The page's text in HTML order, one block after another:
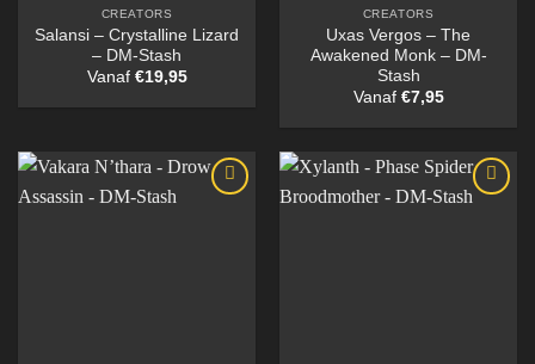
CREATORS
Salansi – Crystalline Lizard
– DM-Stash
Vanaf €19,95
CREATORS
Uxas Vergos – The
Awakened Monk – DM-
Stash
Vanaf €7,95